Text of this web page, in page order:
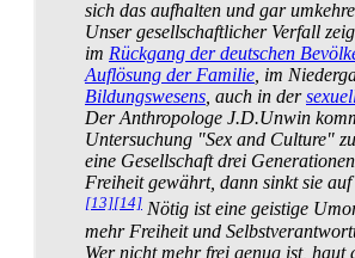
sich das aufhalten und gar
Unser gesellschaftlicher Verfall
im Rückgang der deutschen
Auflösung der Familie , im
Bildungswesens , auch in der
Der Anthropologe J.D.Unwin
Untersuchung "Sex and Culture"
eine Gesellschaft drei
Freiheit gewährt, dann sinkt sie
[13][14] Nötig ist eine geistige
mehr Freiheit und
Wer nicht mehr frei genug ist,